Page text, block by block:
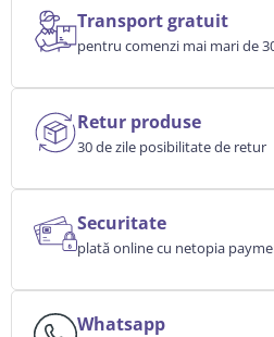
Transport gratuit
pentru comenzi mai mari de
Retur produse
30 de zile posibilitate de retur
Securitate
plată online cu netopia
Whatsapp